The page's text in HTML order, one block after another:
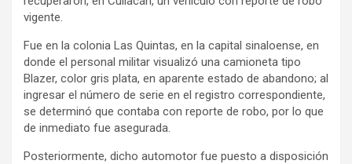
vigente.
Fue en la colonia Las Quintas, en la capital sinaloense, en
donde el personal militar visualizó una camioneta tipo
Blazer, color gris plata, en aparente estado de abandono; al
ingresar el número de serie en el registro correspondiente,
se determinó que contaba con reporte de robo, por lo que
de inmediato fue asegurada.
Posteriormente, dicho automotor fue puesto a disposición